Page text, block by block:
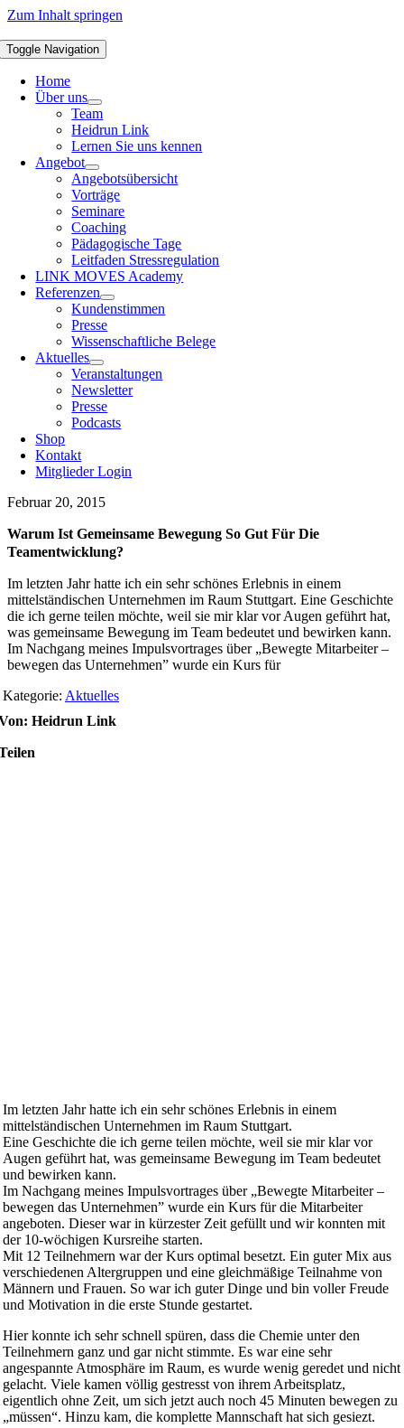
Zum Inhalt springen
Toggle Navigation
Home
Über uns
Team
Heidrun Link
Lernen Sie uns kennen
Angebot
Angebotsübersicht
Vorträge
Seminare
Coaching
Pädagogische Tage
Leitfaden Stressregulation
LINK MOVES Academy
Referenzen
Kundenstimmen
Presse
Wissenschaftliche Belege
Aktuelles
Veranstaltungen
Newsletter
Presse
Podcasts
Shop
Kontakt
Mitglieder Login
Februar 20, 2015
Warum Ist Gemeinsame Bewegung So Gut Für Die
Teamentwicklung?
Im letzten Jahr hatte ich ein sehr schönes Erlebnis in einem
mittelständischen Unternehmen im Raum Stuttgart. Eine Geschichte
die ich gerne teilen möchte, weil sie mir klar vor Augen geführt hat,
was gemeinsame Bewegung im Team bedeutet und bewirken kann.
Im Nachgang meines Impulsvortrages über „Bewegte Mitarbeiter –
bewegen das Unternehmen” wurde ein Kurs für
Kategorie: Aktuelles
Heidrun Link
Im letzten Jahr hatte ich ein sehr schönes Erlebnis in einem
mittelständischen Unternehmen im Raum Stuttgart.
Eine Geschichte die ich gerne teilen möchte, weil sie mir klar vor
Augen geführt hat, was gemeinsame Bewegung im Team bedeutet
und bewirken kann.
Im Nachgang meines Impulsvortrages über „Bewegte Mitarbeiter –
bewegen das Unternehmen” wurde ein Kurs für die Mitarbeiter
angeboten. Dieser war in kürzester Zeit gefüllt und wir konnten mit
der 10-wöchigen Kursreihe starten.
Mit 12 Teilnehmern war der Kurs optimal besetzt. Ein guter Mix aus
verschiedenen Altergruppen und eine gleichmäßige Teilnahme von
Männern und Frauen. So war ich guter Dinge und bin voller Freude
und Motivation in die erste Stunde gestartet.
Hier konnte ich sehr schnell spüren, dass die Chemie unter den
Teilnehmern ganz und gar nicht stimmte. Es war eine sehr
angespannte Atmosphäre im Raum, es wurde wenig geredet und nicht
gelacht. Viele kamen völlig gestresst von ihrem Arbeitsplatz,
eigentlich ohne Zeit, um sich jetzt auch noch 45 Minuten bewegen zu
„müssen“. Hinzu kam, die komplette Mannschaft hat sich gesiezt.